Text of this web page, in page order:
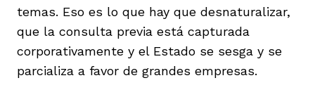
temas. Eso es lo que hay que desnaturalizar,
que la consulta previa está capturada
corporativamente y el Estado se sesga y se
parcializa a favor de grandes empresas.